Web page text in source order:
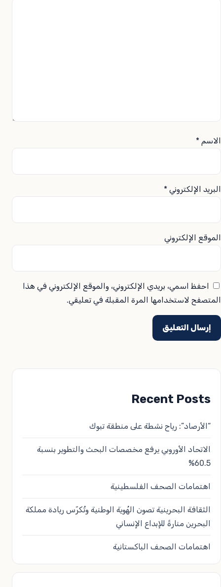
الاسم *
البريد الإلكتروني *
الموقع الإلكتروني
احفظ اسمي، بريدي الإلكتروني، والموقع الإلكتروني في هذا
المتصفح لاستخدامها المرة المقبلة في تعليقي.
Recent Posts
“الأرصاد”: رياح نشطة على منطقة تبوك
الاتحاد الأوروبي يرفع مخصصات البحث والتطوير بنسبة
60.5%
اهتمامات الصحف الفلسطينية
الثقافة البحرينية تصون الهُوية الوطنية وتُكرّس ريادة مملكة
البحرين منارةً للإبداع الإنساني
اهتمامات الصحف الباكستانية